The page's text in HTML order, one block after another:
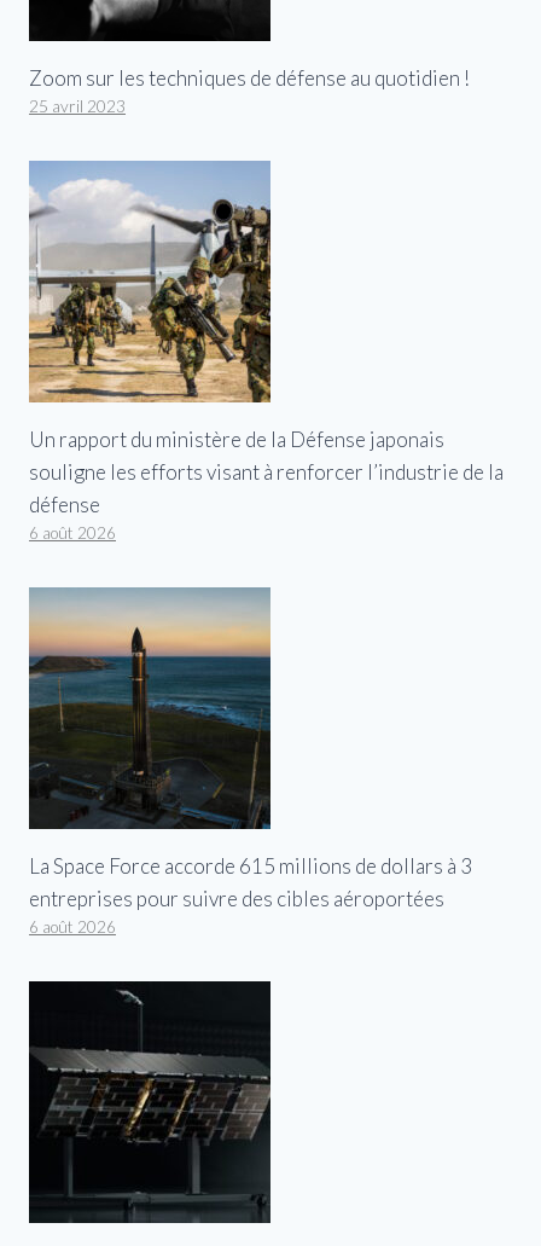
Zoom sur les techniques de défense au quotidien !
25 avril 2023
Un rapport du ministère de la Défense japonais
souligne les efforts visant à renforcer l’industrie de la
défense
6 août 2026
La Space Force accorde 615 millions de dollars à 3
entreprises pour suivre des cibles aéroportées
6 août 2026